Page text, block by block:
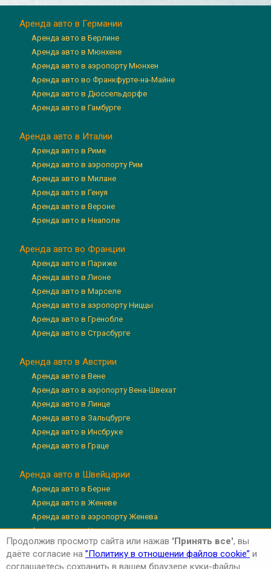
Аренда авто в Германии
Аренда авто в Берлине
Аренда авто в Мюнхене
Аренда авто в аэропорту Мюнхен
Аренда авто во Франкфурте-на-Майне
Аренда авто в Дюссельдорфе
Аренда авто в Гамбурге
Аренда авто в Италии
Аренда авто в Риме
Аренда авто в аэропорту Рим
Аренда авто в Милане
Аренда авто в Генуя
Аренда авто в Вероне
Аренда авто в Неаполе
Аренда авто во Франции
Аренда авто в Париже
Аренда авто в Лионе
Аренда авто в Марселе
Аренда авто в аэропорту Ниццы
Аренда авто в Гренобле
Аренда авто в Страсбурге
Аренда авто в Австрии
Аренда авто в Вене
Аренда авто в аэропорту Вена-Швехат
Аренда авто в Линце
Аренда авто в Зальцбурге
Аренда авто в Инсбруке
Аренда авто в Граце
Аренда авто в Швейцарии
Аренда авто в Берне
Аренда авто в Женеве
Аренда авто в аэропорту Женева
Аренда авто в Цюрихе
Аренда авто в аэропорту Цюрих
Аренда авто в Люцерне
Продолжив просмотр сайта или нажав 'Принять все', вы
даёте согласие на ”Политику в отношении файлов cookie” и
соглашаетесь сохранить в вашем браузере куки-файлы